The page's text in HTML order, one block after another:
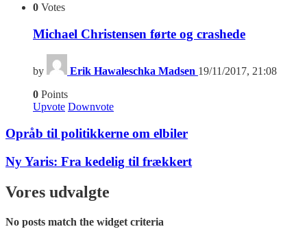
0 Votes
Michael Christensen førte og crashede
by Erik Hawaleschka Madsen 19/11/2017, 21:08
0 Points
Upvote Downvote
Opråb til politikkerne om elbiler
Ny Yaris: Fra kedelig til frækkert
Vores udvalgte
No posts match the widget criteria